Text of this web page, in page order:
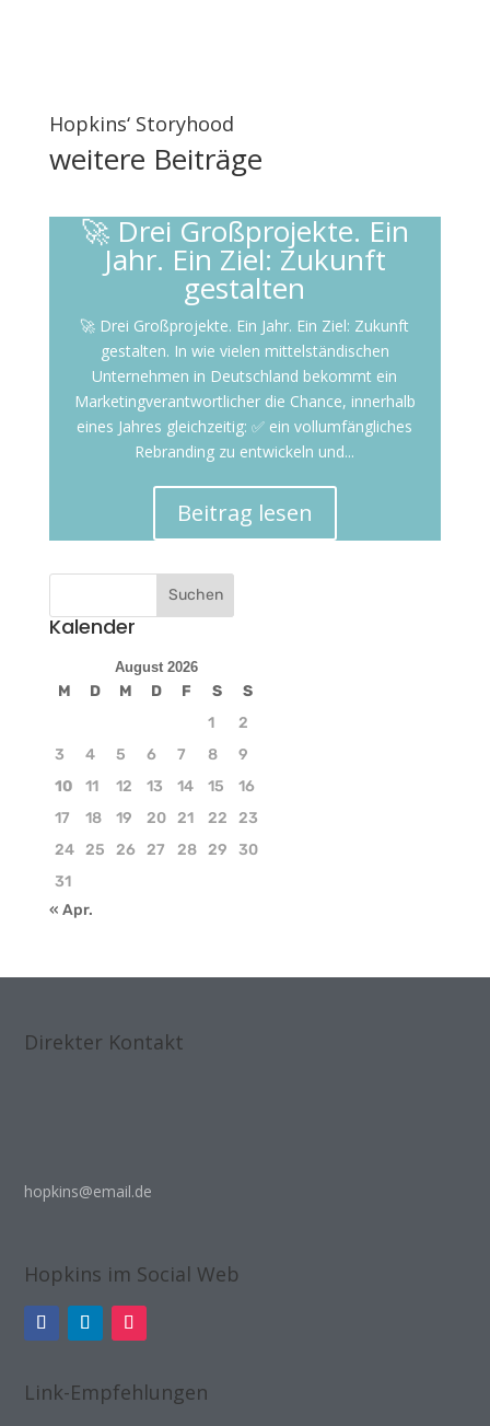
Hopkins‘ Storyhood
weitere Beiträge
🚀 Drei Großprojekte. Ein
Jahr. Ein Ziel: Zukunft
gestalten
🚀 Drei Großprojekte. Ein Jahr. Ein Ziel: Zukunft
gestalten. In wie vielen mittelständischen
Unternehmen in Deutschland bekommt ein
Marketingverantwortlicher die Chance, innerhalb
eines Jahres gleichzeitig: ✅ ein vollumfängliches
Rebranding zu entwickeln und...
Beitrag lesen
Kalender
August 2026
M D M D F S
S
1
2
3
4 5 6 7 8
9
10
11 12 13 14 15
16
17
18 19 20 21 22
23
24
25 26 27 28 29
30
31
« Apr.
Direkter Kontakt
hopkins@email.de
Hopkins im Social Web
Link-Empfehlungen